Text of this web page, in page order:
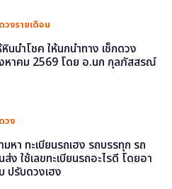
วงรายเดือน
หินนำโชค ให้นกนำทาง เช็กดวง
หาคม 2569 โดย อ.นก กุลภัสสรณ์
วง
มหา ทะเบียนรถเฮง รถบรรทุก รถ
ส่ง ใช้เลขทะเบียนรถอะไรดี โดยอา
ปรับดวงเฮง